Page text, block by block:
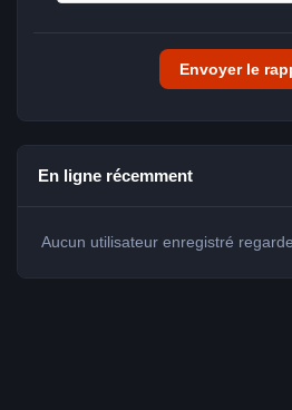
Envoyer le
En ligne récemment
Aucun utilisateur enregistré